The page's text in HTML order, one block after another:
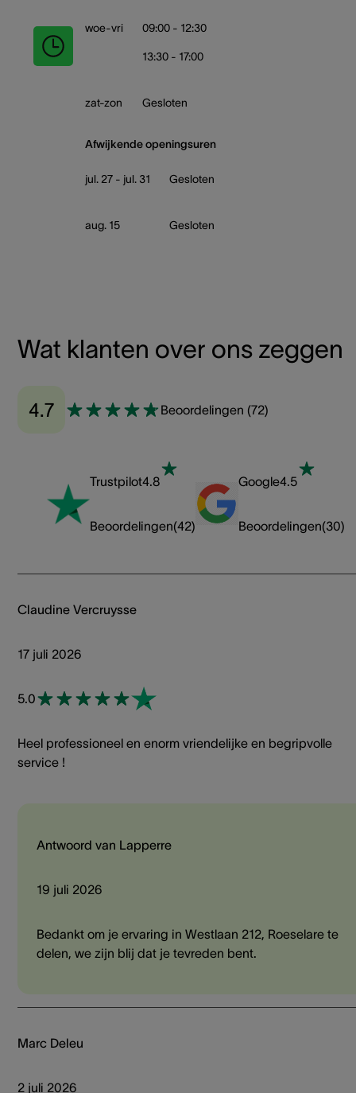
woe-vri 09:00 - 12:30
13:30 - 17:00
zat-zon Gesloten
Afwijkende openingsuren
jul. 27 - jul. 31 Gesloten
aug. 15 Gesloten
Wat klanten over ons zeggen
4.7 Beoordelingen (72)
Trustpilot4.8
Beoordelingen(42)
Google4.5
Beoordelingen(30)
Claudine Vercruysse
17 juli 2026
5.0
Heel professioneel en enorm vriendelijke en begripvolle
service !
Antwoord van Lapperre
19 juli 2026
Bedankt om je ervaring in Westlaan 212, Roeselare te
delen, we zijn blij dat je tevreden bent.
Marc Deleu
2 juli 2026